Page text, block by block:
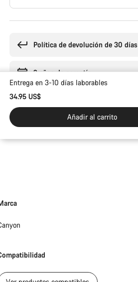
compra
Política de devolución de 30 días
2 años de garantía
Entrega en 3-10 días laborables
34.95 US$
Añadir al carrito